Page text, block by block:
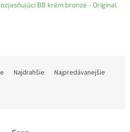
BB krém bronze - Original
Najdrahšie
Najpredávanejšie